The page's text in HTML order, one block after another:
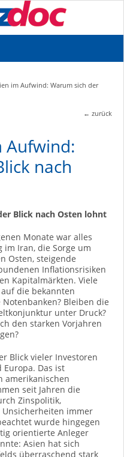
im Aufwind: Warum sich der
← zurück
Aufwind:
nach
Blick nach Osten lohnt
Monate war alles
Iran, die Sorge um
Osten, steigende
Inflationsrisiken
Kapitalmärkten. Viele
die bekannten
Bleiben die
unter Druck?
den starken Vorjahren
Blick vieler Investoren
Das ist
amerikanischen
seit Jahren die
Zinspolitik,
immer
wurde hingegen
orientierte Anleger
Asien hat sich
überraschend stark